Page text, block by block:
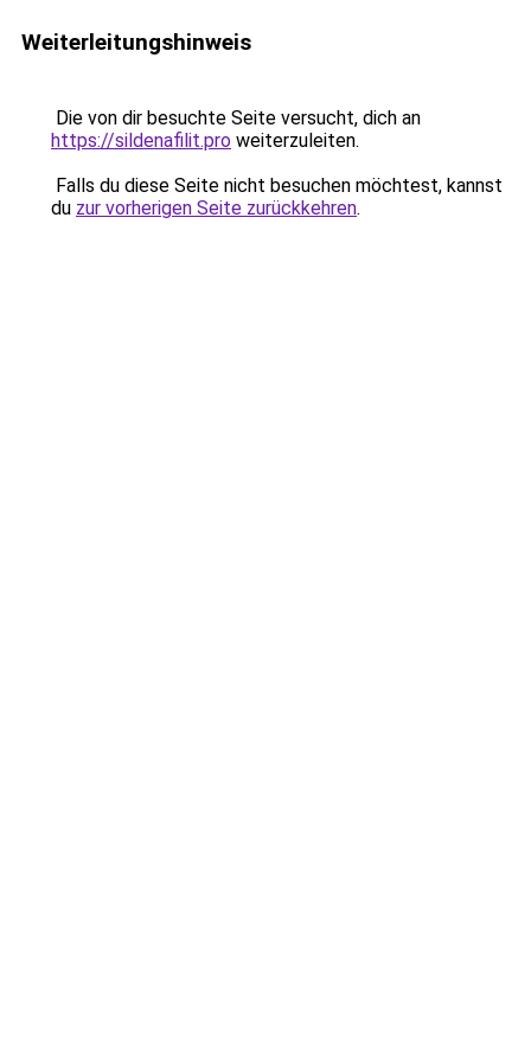
Weiterleitungshinweis
Die von dir besuchte Seite versucht, dich an
https://sildenafilit.pro weiterzuleiten.
Falls du diese Seite nicht besuchen möchtest, kannst
du zur vorherigen Seite zurückkehren.